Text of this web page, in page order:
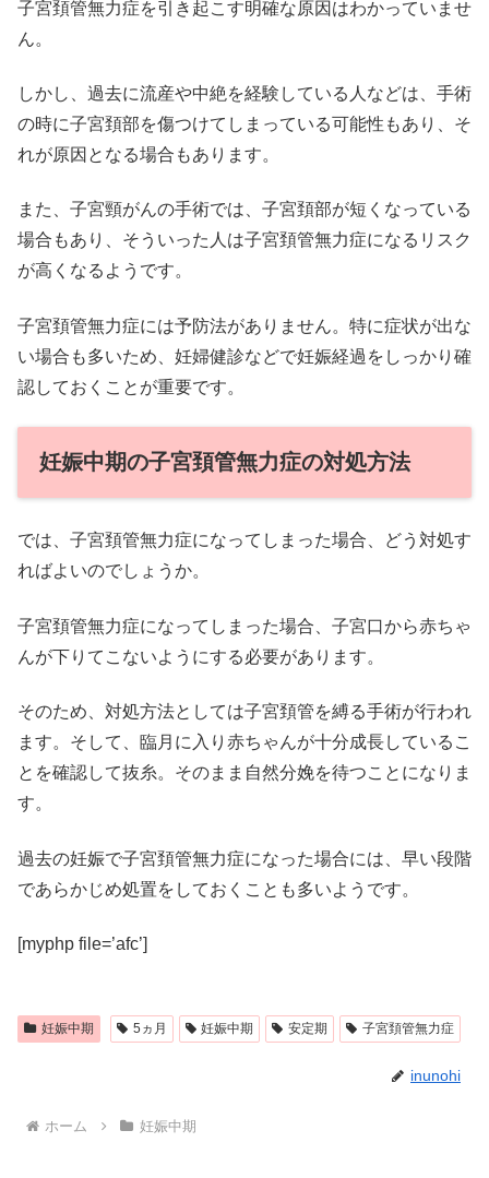
子宮頚管無力症を引き起こす明確な原因はわかっていませ
ん。
しかし、過去に流産や中絶を経験している人などは、手術
の時に子宮頚部を傷つけてしまっている可能性もあり、そ
れが原因となる場合もあります。
また、子宮頸がんの手術では、子宮頚部が短くなっている
場合もあり、そういった人は子宮頚管無力症になるリスク
が高くなるようです。
子宮頚管無力症には予防法がありません。特に症状が出な
い場合も多いため、妊婦健診などで妊娠経過をしっかり確
認しておくことが重要です。
妊娠中期の子宮頚管無力症の対処方法
では、子宮頚管無力症になってしまった場合、どう対処す
ればよいのでしょうか。
子宮頚管無力症になってしまった場合、子宮口から赤ちゃ
んが下りてこないようにする必要があります。
そのため、対処方法としては子宮頚管を縛る手術が行われ
ます。そして、臨月に入り赤ちゃんが十分成長しているこ
とを確認して抜糸。そのまま自然分娩を待つことになりま
す。
過去の妊娠で子宮頚管無力症になった場合には、早い段階
であらかじめ処置をしておくことも多いようです。
[myphp file=’afc’]
妊娠中期 5ヵ月 妊娠中期 安定期 子宮頚管無力症
inunohi
ホーム 妊娠中期